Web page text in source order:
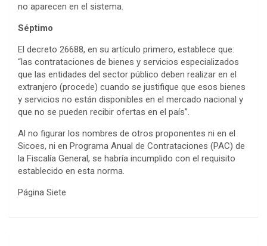
no aparecen en el sistema.
Séptimo
El decreto 26688, en su artículo primero, establece que:
“las contrataciones de bienes y servicios especializados
que las entidades del sector público deben realizar en el
extranjero (procede) cuando se justifique que esos bienes
y servicios no están disponibles en el mercado nacional y
que no se pueden recibir ofertas en el país”.
Al no figurar los nombres de otros proponentes ni en el
Sicoes, ni en Programa Anual de Contrataciones (PAC) de
la Fiscalía General, se habría incumplido con el requisito
establecido en esta norma.
Página Siete